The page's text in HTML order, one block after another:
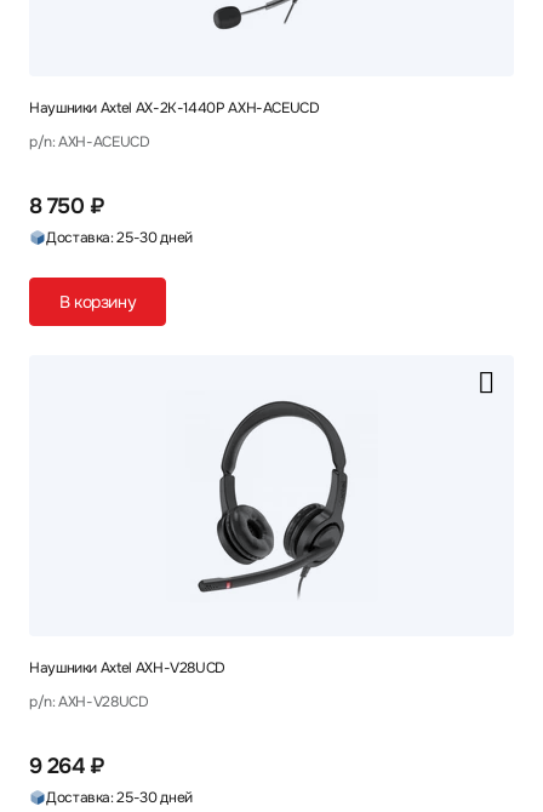
Наушники Axtel AX-2K-1440P AXH-ACEUCD
p/n: AXH-ACEUCD
8 750 ₽
Доставка: 25-30 дней
В корзину
Наушники Axtel AXH-V28UCD
p/n: AXH-V28UCD
9 264 ₽
Доставка: 25-30 дней